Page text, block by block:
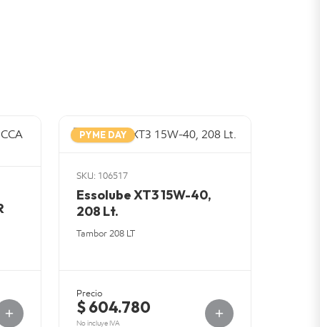
PYME DAY
SKU: 106517
Essolube XT3 15W-40,
208 Lt.
Tambor 208 LT
Precio
$ 604.780
No incluye IVA